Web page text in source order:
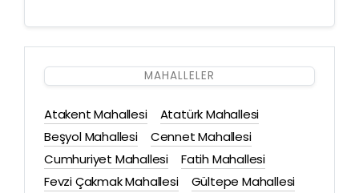
MAHALLELER
Atakent Mahallesi
Atatürk Mahallesi
Beşyol Mahallesi
Cennet Mahallesi
Cumhuriyet Mahallesi
Fatih Mahallesi
Fevzi Çakmak Mahallesi
Gültepe Mahallesi